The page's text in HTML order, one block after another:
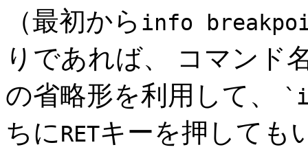
（最初から info
りであれば、 コマンド
の省略形を利用して、
ちに RETキーを押しても